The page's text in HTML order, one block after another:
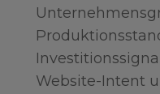
Website-Intent